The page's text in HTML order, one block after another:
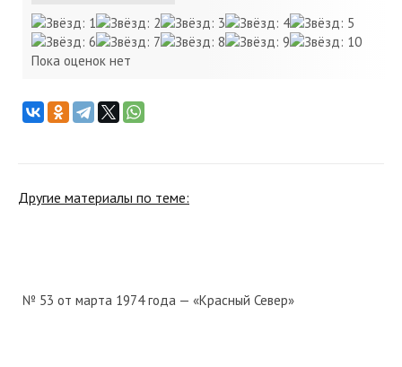
Пока оценок нет
Другие материалы по теме:
№ 53 от марта 1974 года — «Красный Север»